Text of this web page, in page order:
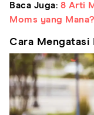
Baca Juga: 8 Arti
Moms yang Mana?
Cara Mengatasi